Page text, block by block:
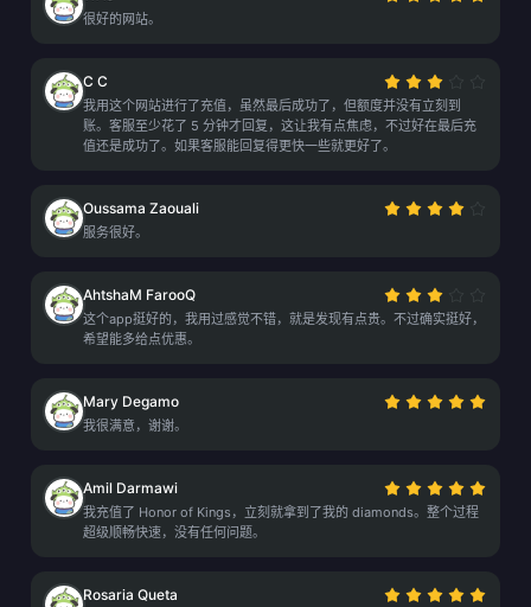
很好的网站。
C C
我用这个网站进行了充值，虽然最后成功了，但额度并没有立刻到
账。客服至少花了 5 分钟才回复，这让我有点焦虑，不过好在最后充
值还是成功了。如果客服能回复得更快一些就更好了。
Oussama Zaouali
服务很好。
AhtshaM FarooQ
这个app挺好的，我用过感觉不错，就是发现有点贵。不过确实挺好，
希望能多给点优惠。
Mary Degamo
我很满意，谢谢。
Amil Darmawi
我充值了 Honor of Kings，立刻就拿到了我的 diamonds。整个过程
超级顺畅快速，没有任何问题。
Rosaria Queta